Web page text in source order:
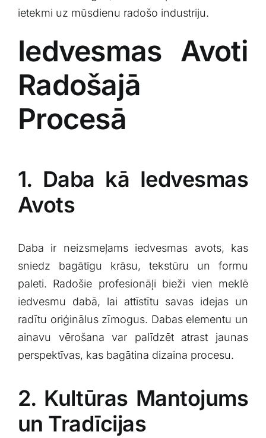
ietekmi uz mūsdienu radošo industriju.
Iedvesmas Avoti
Radošajā
Procesā
1. Daba kā Iedvesmas
‌Avots
Daba ir neizsmeļams iedvesmas avots, kas
sniedz bagātīgu krāsu, tekstūru ⁣un formu‌
paleti. Radošie profesionāļi bieži vien meklē
iedvesmu dabā, lai ⁤attīstītu ​savas idejas un⁣
radītu ⁢oriģinālus zīmogus. Dabas‍ elementu un
ainavu vērošana var palīdzēt atrast jaunas
perspektīvas, kas bagātina​ dizaina procesu.
2. Kultūras Mantojums
un Tradīcijas